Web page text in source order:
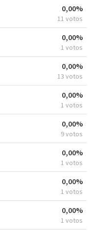
0,00%
11 votos
0,00%
1 votos
0,00%
13 votos
0,00%
1 votos
0,00%
9 votos
0,00%
1 votos
0,00%
1 votos
0,00%
1 votos